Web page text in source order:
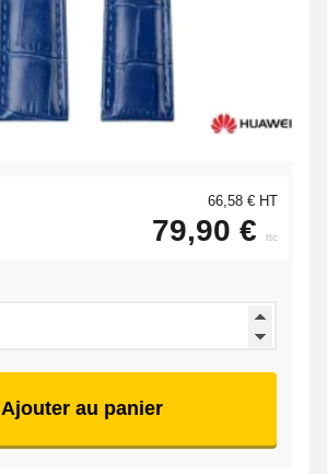
66,58 € HT
79,90 € ttc
Ajouter au panier